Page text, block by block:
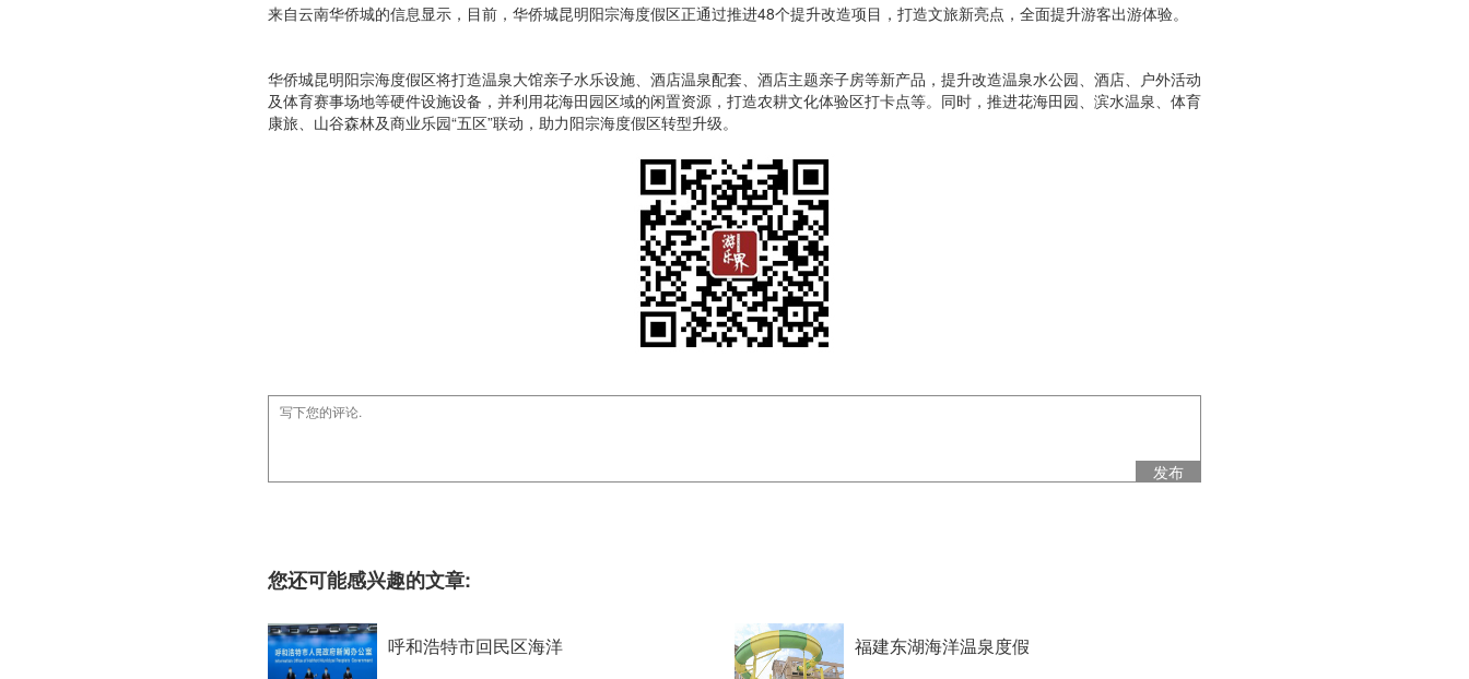
来自云南华侨城的信息显示，目前，华侨城昆明阳宗海度假区正通过推进48个提升改造项目，打造文旅新亮点，全面提升游客出游体验。
华侨城昆明阳宗海度假区将打造温泉大馆亲子水乐设施、酒店温泉配套、酒店主题亲子房等新产品，提升改造温泉水公园、酒店、户外活动
及体育赛事场地等硬件设施设备，并利用花海田园区域的闲置资源，打造农耕文化体验区打卡点等。同时，推进花海田园、滨水温泉、体育
康旅、山谷森林及商业乐园“五区”联动，助力阳宗海度假区转型升级。
发布
您还可能感兴趣的文章:
呼和浩特市回民区海洋 福建东湖海洋温泉度假